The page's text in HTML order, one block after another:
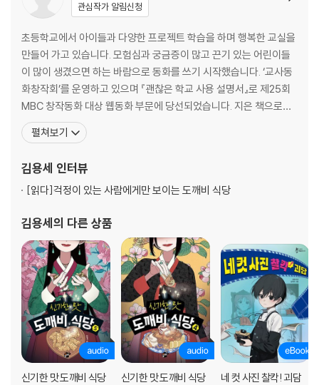
관심작가 알림신청
초등학교에서 아이들과 다양한 프로젝트 학습을 하며 행복한 교실을
만들어 가고 있습니다. 모험심과 궁금증이 많고 끈기 있는 어린이들
이 많이 생겼으면 하는 바람으로 동화를 쓰기 시작했습니다. ‘교사동
화창작회’를 운영하고 있으며 『괜찮은 학교 사용 설명서』로 제25회
MBC 창작동화 대상 웹동화 부문에 당선되었습니다. 지은 책으로는
『신기한 맛 도깨비 식당』 시리즈, 『어린이 수사대 넘버스』 시리즈,
『경태의 병아리』, 『12개의 황금쇠』, 『수학빵』, 『갈릴레오 아저씨네 비
학 소년, 보물을 찾아라!』 등이 있
펼쳐보기
김용세 인터뷰
[읽다]걱정이 있는 사람에게만 보이는 도깨비 식당
김용세 의 다른 상품
신기한 맛 도깨비 식당
신기한 맛 도깨비 식당
네 컷 사진 찰칵! 괴담